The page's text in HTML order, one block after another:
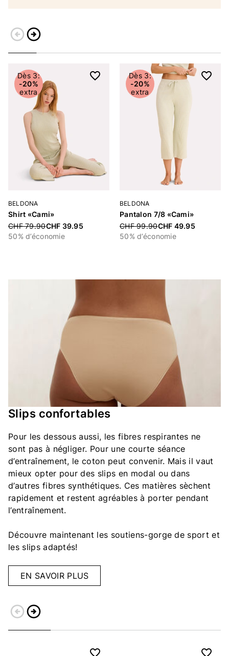
arrow_circle_leftarrow_circle_right
Dès 3:
-20%
extra
BELDONA
Shirt «Cami»
Price reduced from
CHF 79.90CHF 39.95
50% d’économie
Dès 3:
-20%
extra
BELDONA
Pantalon 7/8 «Cami»
Price reduced from
CHF 99.90CHF 49.95
50% d’économie
Slips confortables
Pour les dessous aussi, les fibres respirantes ne
sont pas à négliger. Pour une courte séance
d’entraînement, le coton peut convenir. Mais il vaut
mieux opter pour des slips en modal ou dans
d’autres fibres synthétiques. Ces matières sèchent
rapidement et restent agréables à porter pendant
l’entraînement.
Découvre maintenant les soutiens-gorge de sport et
les slips adaptés!
EN SAVOIR PLUS
arrow_circle_leftarrow_circle_right